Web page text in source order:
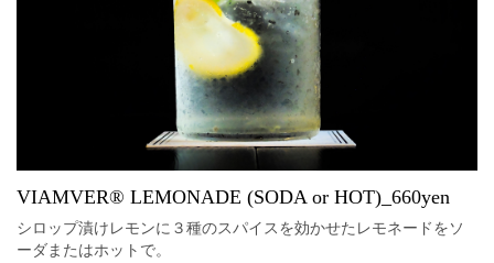
VIAMVER®︎ LEMONADE (SODA or HOT)_660yen
シロップ漬けレモンに３種のスパイスを効かせたレモネードをソ
ーダまたはホットで。